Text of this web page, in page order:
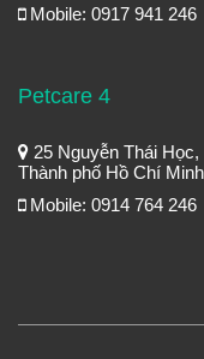
Mobile: 0917 941 246
Petcare 4
25 Nguyễn Thái
Thành phố Hồ Chí Minh
Mobile: 0914 764 246